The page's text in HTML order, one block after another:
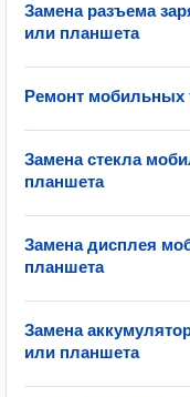
Замена разъема
или планшета
Ремонт мобильных
Замена стекла
планшета
Замена дисплея
планшета
Замена
или планшета